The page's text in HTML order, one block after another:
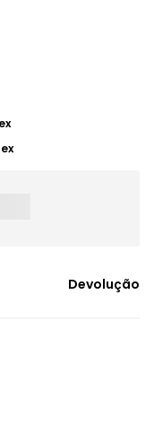
Devolução